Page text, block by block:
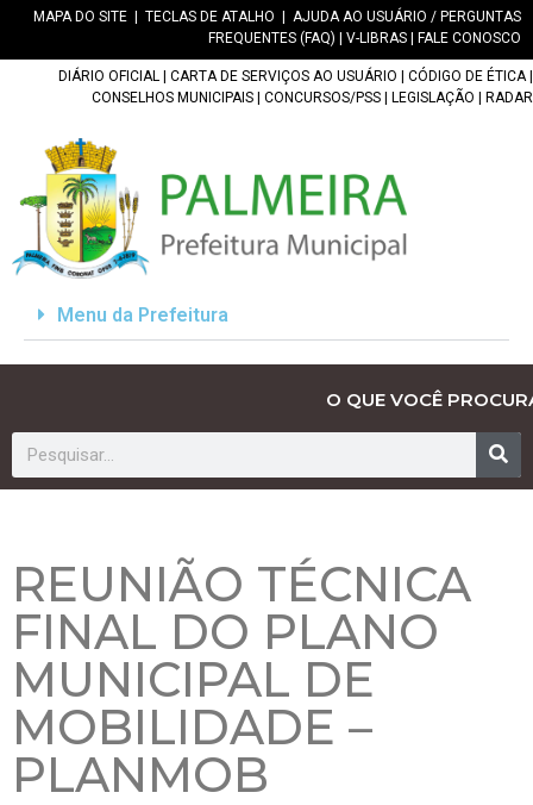
MAPA DO SITE TECLAS DE ATALHO
AJUDA AO USUÁRIO / PERGUNTAS
FREQUENTES (FAQ)
V-LIBRAS FALE CONOSCO
DIÁRIO OFICIAL CARTA DE SERVIÇOS AO USUÁRIO CÓDIGO DE ÉTICA|
CONSELHOS MUNICIPAIS
CONCURSOS/PSS LEGISLAÇÃO RADAR
Menu da Prefeitura
O QUE VOCÊ
REUNIÃO TÉCNICA
FINAL DO PLANO
MUNICIPAL DE
MOBILIDADE –
PLANMOB